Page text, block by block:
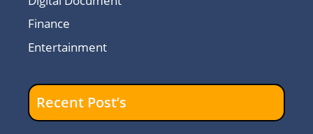
Finance
Entertainment
Recent Post’s